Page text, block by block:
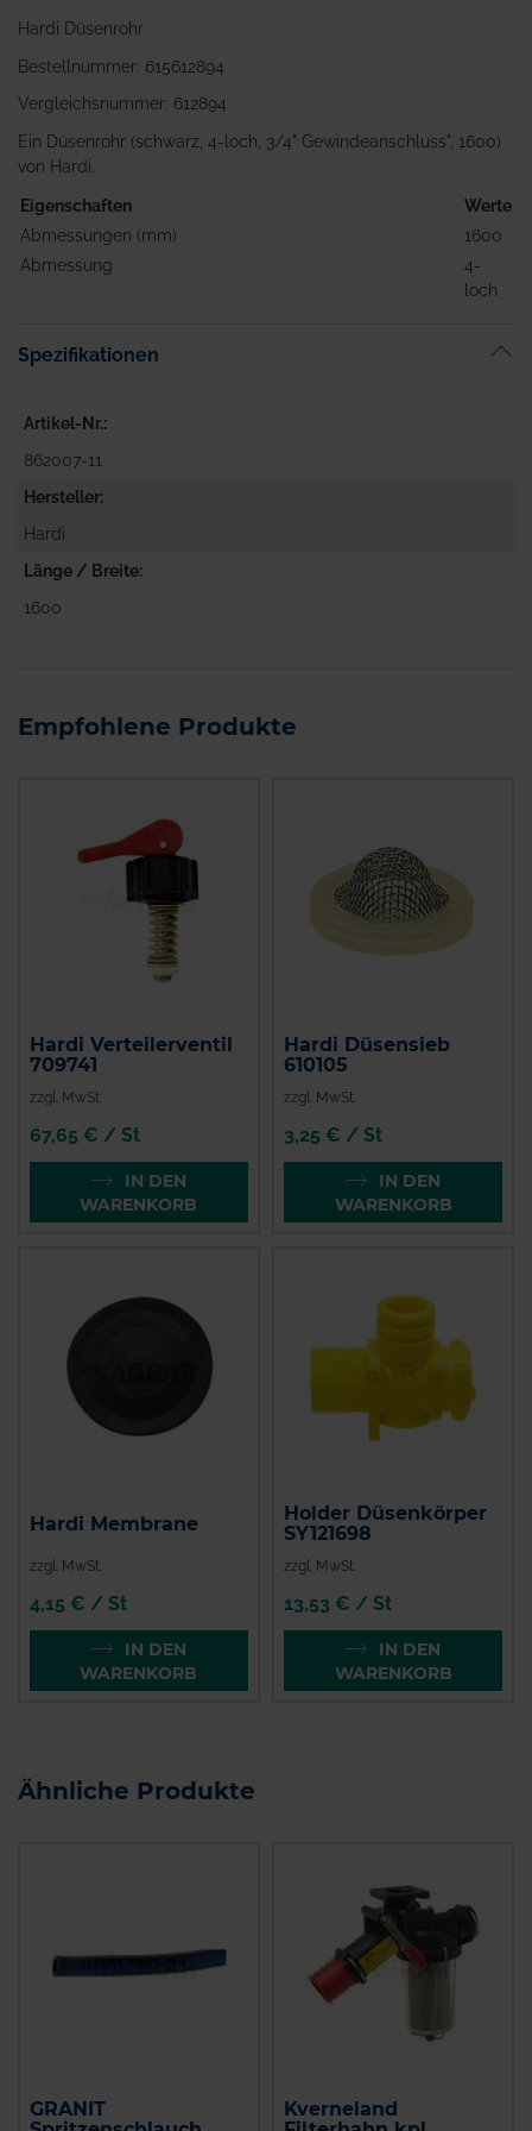
Hardi Düsenrohr
Bestellnummer: 615612894
Vergleichsnummer: 612894
Ein Düsenrohr (schwarz, 4-loch, 3/4" Gewindeanschluss", 1600)
von Hardi.
Eigenschaften
Werte
Abmessungen (mm)
1600
Abmessung
4-
loch
Spezifikationen
Artikel-Nr.
862007-11
Hersteller
Hardi
Länge / Breite
1600
Empfohlene Produkte
Hardi Verteilerventil
709741
zzgl. MwSt.
67,65 € / St
IN DEN
WARENKORB
Hardi Düsensieb
610105
zzgl. MwSt.
3,25 € / St
IN DEN
WARENKORB
Hardi Membrane
zzgl. MwSt.
4,15 € / St
IN DEN
WARENKORB
Holder Düsenkörper
SY121698
zzgl. MwSt.
13,53 € / St
IN DEN
WARENKORB
Ähnliche Produkte
GRANIT
Kverneland